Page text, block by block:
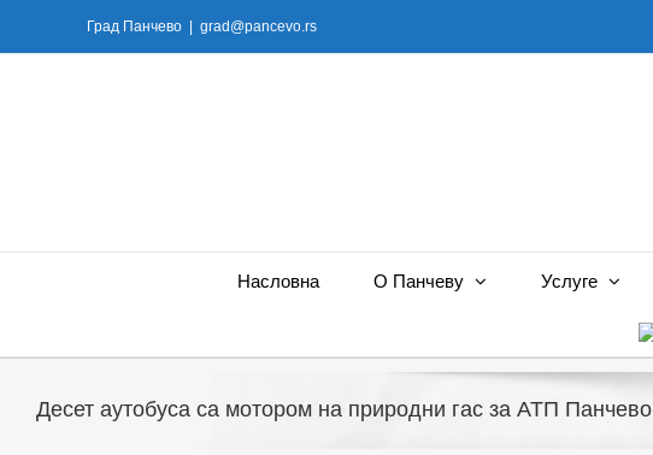
Град Панчево grad@pancevo.rs
Насловна О Панчеву Услуге
Десет аутобуса са мотором на природни гас за АТП Панчево